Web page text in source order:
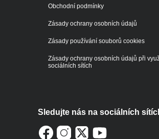
Obchodní podmínky
Zásady ochrany osobních údajů
Zásady používání souborů cookies
Zásady ochrany osobních údajů při
sociálních sítích
Sledujte nás na sociálních